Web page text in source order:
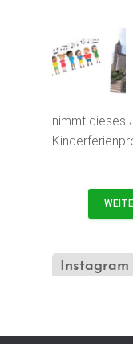
nimmt dieses